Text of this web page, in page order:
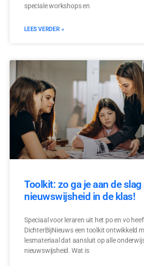
speciale workshops en
LEES VERDER »
Toolkit: zo ga je aan de
nieuwswijsheid in de klas!
Speciaal voor leraren uit het po en vo
DichterBijNieuws een toolkit ontwikkeld
lesmateriaal dat aansluit op alle
nieuwswijsheid. Wat is